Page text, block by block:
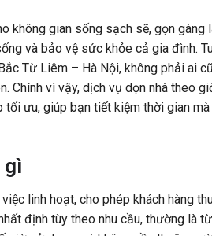
không gian sống sạch sẽ, gọn gàng
và bảo vệ sức khỏe cả gia đình.
Từ Liêm – Hà Nội, không phải ai
Chính vì vậy, dịch vụ dọn nhà theo
tối ưu, giúp bạn tiết kiệm thời gian
gì
linh hoạt, cho phép khách hàng
định tùy theo nhu cầu, thường là